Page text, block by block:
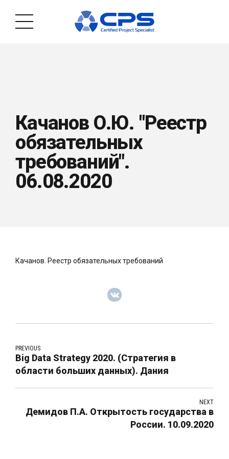
Качанов О.Ю. "Реестр
обязательных
требований".
06.08.2020
Качанов. Реестр обязательных требований
PREVIOUS
Big Data Strategy 2020. (Стратегия в
области больших данных). Дания
NEXT
Демидов П.А. Открытость государства в
России. 10.09.2020